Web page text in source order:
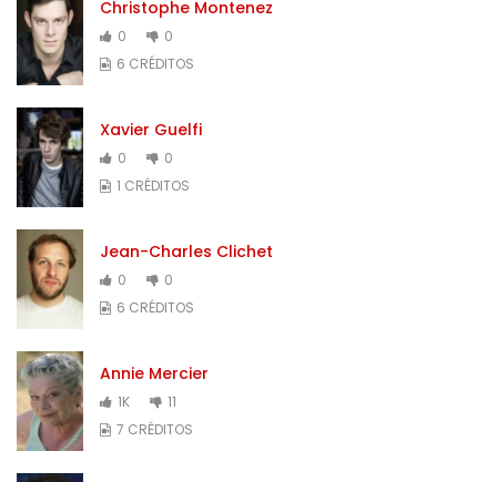
Christophe Montenez
0
0
6 CRÉDITOS
Xavier Guelfi
0
0
1 CRÉDITOS
Jean-Charles Clichet
0
0
6 CRÉDITOS
Annie Mercier
1K
11
7 CRÉDITOS